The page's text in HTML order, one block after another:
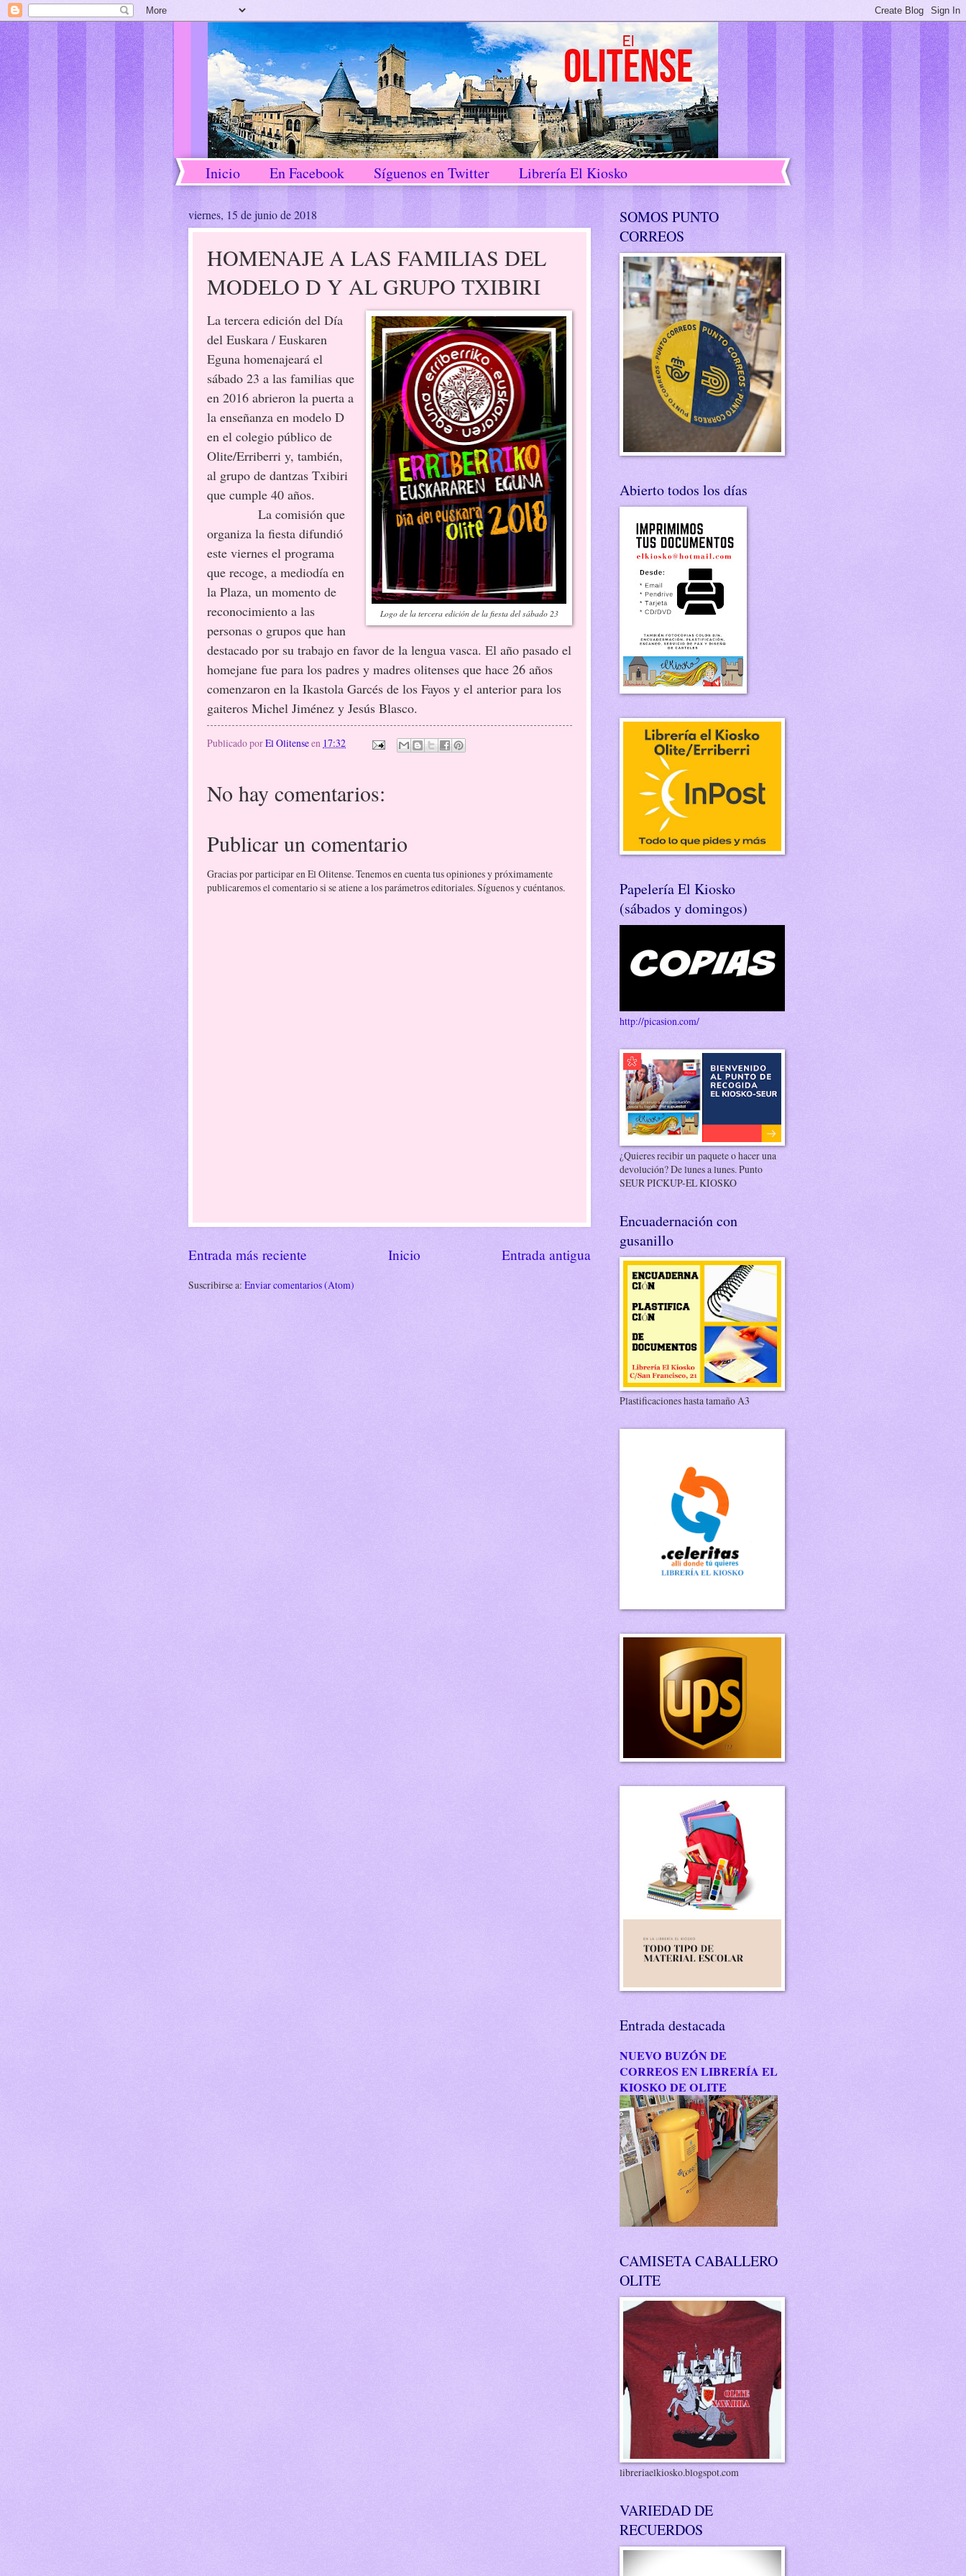
Inicio En Facebook Síguenos en Twitter Librería El Kiosko
viernes, 15 de junio de 2018
HOMENAJE A LAS FAMILIAS DEL
MODELO D Y AL GRUPO TXIBIRI
Logo de la tercera edición de la fiesta del sábado 23
La tercera edición del Día
del Euskara / Euskaren
Eguna homenajeará el
sábado 23 a las familias que
en 2016 abrieron la puerta a
la enseñanza en modelo D
en el colegio público de
Olite/Erriberri y, también,
al grupo de dantzas Txibiri
que cumple 40 años.
La comisión que
organiza la fiesta difundió
este viernes el programa
que recoge, a mediodía en
la Plaza, un momento de
reconocimiento a las
personas o grupos que han
destacado por su trabajo en favor de la lengua vasca. El año pasado el
homejane fue para los padres y madres olitenses que hace 26 años
comenzaron en la Ikastola Garcés de los Fayos y el anterior para los
gaiteros Michel Jiménez y Jesús Blasco.
Publicado porEl Olitenseen 17:32
No hay comentarios:
Publicar un comentario
Gracias por participar en El Olitense. Tenemos en cuenta tus opiniones y próximamente
publicaremos el comentario si se atiene a los parámetros editoriales. Síguenos y cuéntanos.
Entrada más reciente Entrada antigua
Inicio
Suscribirse a: Enviar comentarios (Atom)
SOMOS PUNTO
CORREOS
Abierto todos los días
Papelería El Kiosko
(sábados y domingos)
http://picasion.com/
¿Quieres recibir un paquete o hacer una
devolución? De lunes a lunes. Punto
SEUR PICKUP-EL KIOSKO
Encuadernación con
gusanillo
Plastificaciones hasta tamaño A3
Entrada destacada
NUEVO BUZÓN DE
CORREOS EN LIBRERÍA EL
KIOSKO DE OLITE
CAMISETA CABALLERO
OLITE
libreriaelkiosko.blogspot.com
VARIEDAD DE
RECUERDOS